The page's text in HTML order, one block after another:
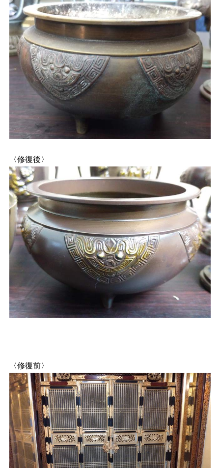
〈修復後〉
〈修復前〉